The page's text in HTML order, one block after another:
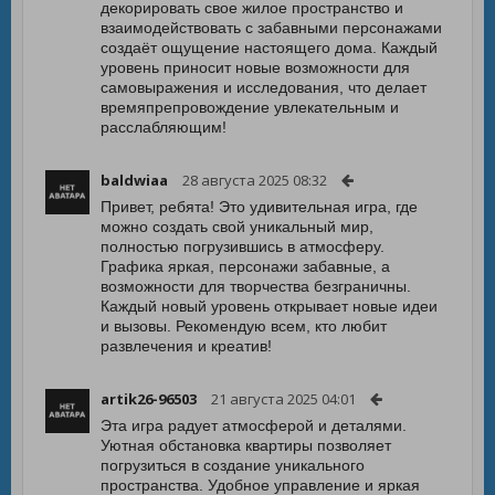
декорировать свое жилое пространство и
взаимодействовать с забавными персонажами
создаёт ощущение настоящего дома. Каждый
уровень приносит новые возможности для
самовыражения и исследования, что делает
времяпрепровождение увлекательным и
расслабляющим!
baldwiaa 28 августа 2025 08:32
Привет, ребята! Это удивительная игра, где
можно создать свой уникальный мир,
полностью погрузившись в атмосферу.
Графика яркая, персонажи забавные, а
возможности для творчества безграничны.
Каждый новый уровень открывает новые идеи
и вызовы. Рекомендую всем, кто любит
развлечения и креатив!
artik26-96503 21 августа 2025 04:01
Эта игра радует атмосферой и деталями.
Уютная обстановка квартиры позволяет
погрузиться в создание уникального
пространства. Удобное управление и яркая